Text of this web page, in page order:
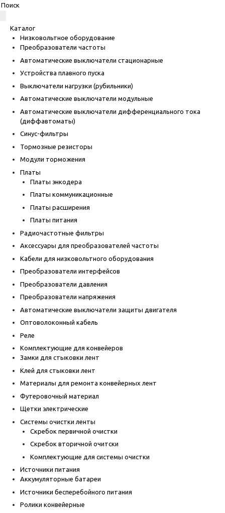
Каталог
Низковольтное оборудование
Преобразователи частоты
Автоматические выключатели стационарные
Устройства плавного пуска
Выключатели нагрузки (рубильники)
Автоматические выключатели модульные
Автоматические выключатели дифференциального тока
(диффавтоматы)
Синус-фильтры
Тормозные резисторы
Модули торможения
Платы
Платы энкодера
Платы коммуникационные
Платы расширения
Платы питания
Радиочастотные фильтры
Аксессуары для преобразователей частоты
Кабели для низковольтного оборудования
Преобразователи интерфейсов
Преобразователи давления
Преобразователи напряжения
Автоматические выключатели защиты двигателя
Оптоволоконный кабель
Реле
Комплектующие для конвейеров
Замки для стыковки лент
Клей для стыковки лент
Материалы для ремонта конвейерных лент
Футеровочный материал
Щетки электрические
Системы очистки ленты
Скребок первичной очистки
Скребок вторичной очитски
Комплектующие для системы очистки
Источники питания
Аккумуляторные батареи
Источники бесперебойного питания
Ролики конвейерные